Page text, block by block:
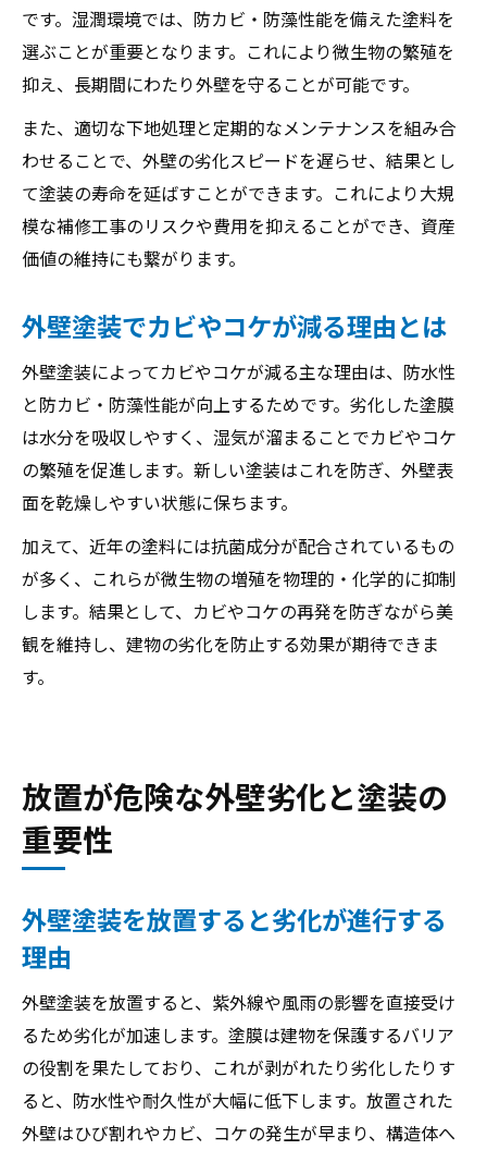
です。湿潤環境では、防カビ・防藻性能を備えた塗料を
選ぶことが重要となります。これにより微生物の繁殖を
抑え、長期間にわたり外壁を守ることが可能です。
また、適切な下地処理と定期的なメンテナンスを組み合
わせることで、外壁の劣化スピードを遅らせ、結果とし
て塗装の寿命を延ばすことができます。これにより大規
模な補修工事のリスクや費用を抑えることができ、資産
価値の維持にも繋がります。
外壁塗装でカビやコケが減る理由とは
外壁塗装によってカビやコケが減る主な理由は、防水性
と防カビ・防藻性能が向上するためです。劣化した塗膜
は水分を吸収しやすく、湿気が溜まることでカビやコケ
の繁殖を促進します。新しい塗装はこれを防ぎ、外壁表
面を乾燥しやすい状態に保ちます。
加えて、近年の塗料には抗菌成分が配合されているもの
が多く、これらが微生物の増殖を物理的・化学的に抑制
します。結果として、カビやコケの再発を防ぎながら美
観を維持し、建物の劣化を防止する効果が期待できま
す。
放置が危険な外壁劣化と塗装の
重要性
外壁塗装を放置すると劣化が進行する
理由
外壁塗装を放置すると、紫外線や風雨の影響を直接受け
るため劣化が加速します。塗膜は建物を保護するバリア
の役割を果たしており、これが剥がれたり劣化したりす
ると、防水性や耐久性が大幅に低下します。放置された
外壁はひび割れやカビ、コケの発生が早まり、構造体へ